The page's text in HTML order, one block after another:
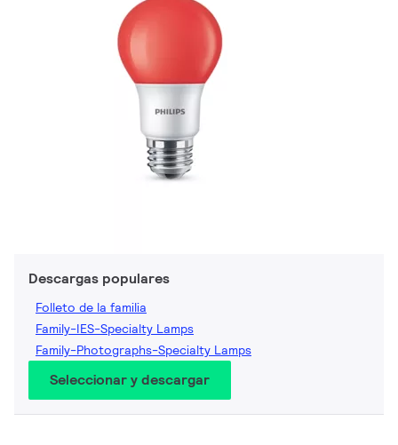
Descargas populares
Folleto de la familia
Family-IES-Specialty Lamps
Family-Photographs-Specialty Lamps
Seleccionar y descargar